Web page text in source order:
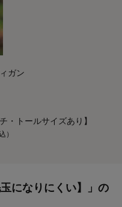
ガン
・トールサイズあり】
）
になりにくい】」の